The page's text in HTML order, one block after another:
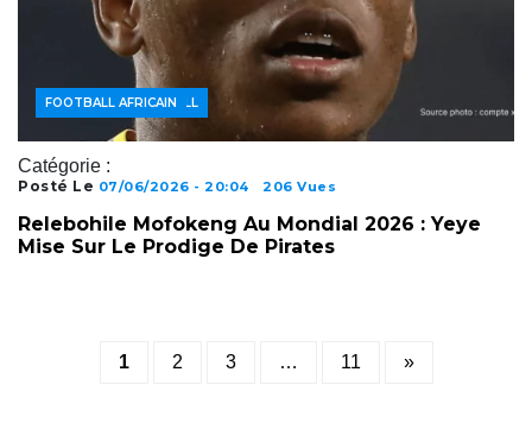
Catégorie :
ACTUALITÉS FOOTBALL
FOOTBALL AFRICAIN
Posté Le 07/06/2026 - 20:04 206 Vues
Relebohile Mofokeng Au Mondial 2026 : Yeye
Mise Sur Le Prodige De Pirates
Posts
1 2 3 … 11 »